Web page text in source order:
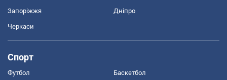
Запоріжжя Дніпро
Черкаси
Спорт
Футбол Баскетбол